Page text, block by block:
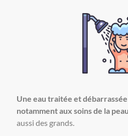
Une eau traitée et
notamment aux soins de la peau
aussi des grands.